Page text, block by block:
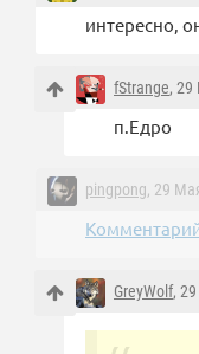
интересно,
fStrange, 29
п.Едро
pingpong, 29
GreyWolf,